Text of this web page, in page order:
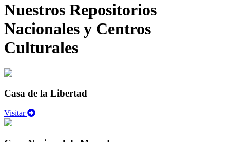
Nuestros Repositorios
Nacionales y Centros
Culturales
Casa de la Libertad
Visitar